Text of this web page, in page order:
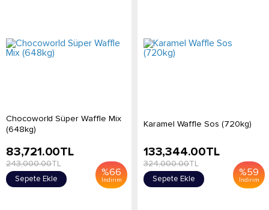
Chocoworld Süper Waffle Mix
(648kg)
%66
İndirim
83,721.00TL
243,000.00TL
Sepete Ekle
Karamel Waffle Sos (720kg)
%59
İndirim
133,344.00TL
324,000.00TL
Sepete Ekle